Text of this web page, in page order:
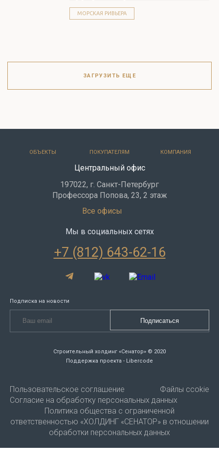
МОРСКАЯ РИВЬЕРА
ЗАГРУЗИТЬ ЕЩЕ
ОБЪЕКТЫ ПОКУПАТЕЛЯМ КОМПАНИЯ
Центральный офис
197022, г. Санкт-Петербург
Профессора Попова, 23, 2 этаж
Все офисы
Мы в социальных сетях
+7 (812) 643-62-16
Подписка на новости
Строительный холдинг «Сенатор» © 2020
Поддержка проекта - Libercode
Пользовательское соглашение
Файлы ccokie
Согласие на обработку персональных данных
Политика общества с ограниченной
ответственностью «ХОЛДИНГ «СЕНАТОР» в отношении
обработки персональных данных